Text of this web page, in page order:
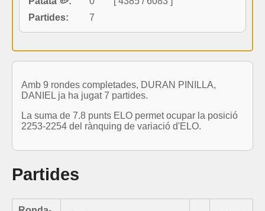
Partides:
7
Amb 9 rondes completades, DURAN PINILLA,
DANIEL ja ha jugat 7 partides.
La suma de 7.8 punts ELO permet ocupar la posició
2253-2254 del rànquing de variació d'ELO.
Partides